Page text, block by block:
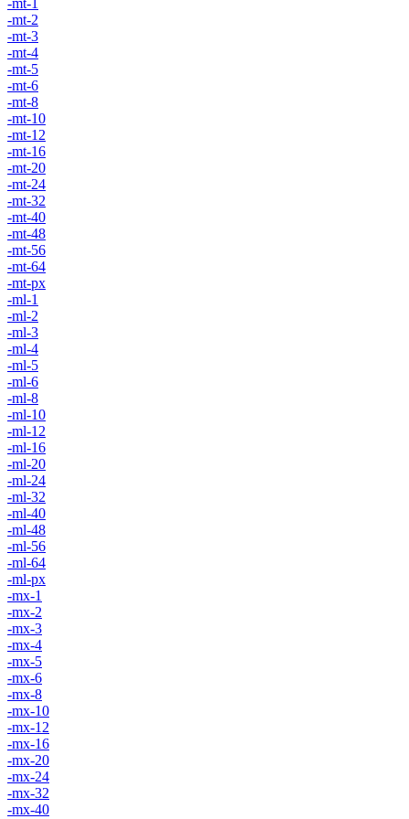
-mt-2
-mt-3
-mt-4
-mt-5
-mt-6
-mt-8
-mt-10
-mt-12
-mt-16
-mt-20
-mt-24
-mt-32
-mt-40
-mt-48
-mt-56
-mt-64
-mt-px
-ml-1
-ml-2
-ml-3
-ml-4
-ml-5
-ml-6
-ml-8
-ml-10
-ml-12
-ml-16
-ml-20
-ml-24
-ml-32
-ml-40
-ml-48
-ml-56
-ml-64
-ml-px
-mx-1
-mx-2
-mx-3
-mx-4
-mx-5
-mx-6
-mx-8
-mx-10
-mx-12
-mx-16
-mx-20
-mx-24
-mx-32
-mx-40